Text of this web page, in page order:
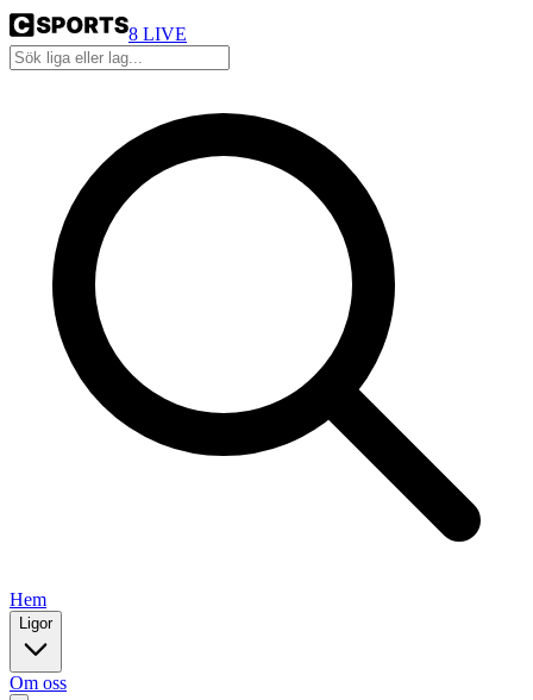
8 LIVE
Hem
Ligor
Om oss